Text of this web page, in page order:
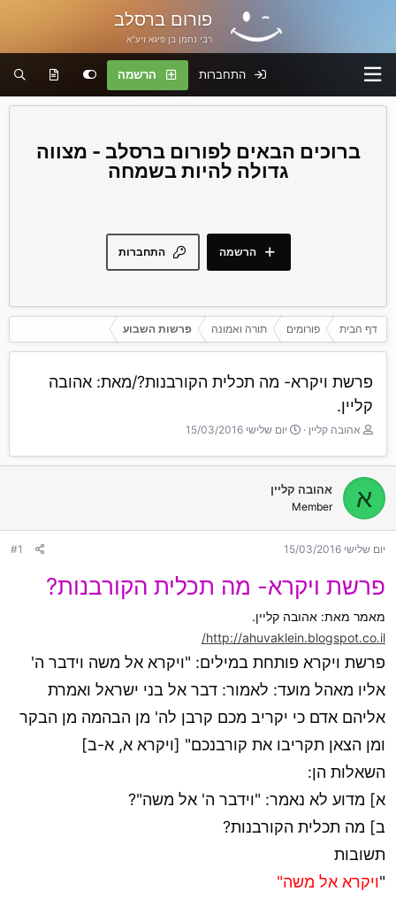
פורום ברסלב
רבי נחמן בן פיגא זיע"א
התחברות הרשמה
פורום ברסלב - מצווה
גדולה להיות בשמחה
התחברות הרשמה
דף הבית פורומים תורה ואמונה פרשות השבוע
פרשת ויקרא- מה תכלית הקורבנות?/מאת: אהובה
קליין.
T
r
e
a
d
a
r
אהובה קליין
ת
ר
ך
ל
יום שלישי 15/03/2016
א אהובה קליין
Member
יום שלישי 15/03/2016 #1
פרשת ויקרא- מה תכלית הקורבנות?
מאמר מאת: אהובה קליין.
http://ahuvaklein.blogspot.co.il/
פרשת ויקרא פותחת במילים: "ויקרא אל משה וידבר ה'
אליו מאהל מועד: לאמור: דבר אל בני ישראל ואמרת
אליהם אדם כי יקריב מכם קרבן לה' מן הבהמה מן הבקר
ומן הצאן תקריבו את קורבנכם" [ויקרא א, א-ב]
השאלות הן:
א] מדוע לא נאמר: "וידבר ה' אל משה"?
ב] מה תכלית הקורבנות?
תשובות
"ויקרא אל משה"